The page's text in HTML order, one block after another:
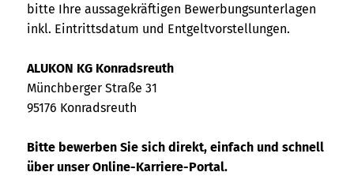
bitte Ihre aussagekräftigen Bewerbungsunterlagen
inkl. Eintrittsdatum und Entgeltvorstellungen.
ALUKON KG Konradsreuth
Münchberger Straße 31
95176 Konradsreuth
Bitte bewerben Sie sich direkt, einfach und schnell
über unser Online-Karriere-Portal.